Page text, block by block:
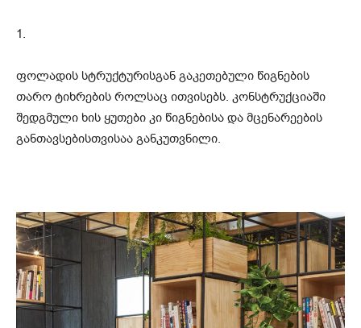
1.
ფოლადის სტრუქტურისგან გაკეთებული წიგნების
თარო ტიხრების როლსაც ითვისებს. კონსტრუქციაში
შედგმული ხის ყუთები კი წიგნებისა და მცენარეების
განთავსებისთვისაა განკუთვნილი.